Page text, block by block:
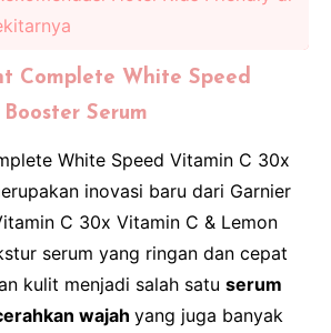
Complete White Speed
Serum
White Speed Vitamin C 30x
inovasi baru dari Garnier
C 30x Vitamin C & Lemon
serum yang ringan dan cepat
kulit menjadi salah satu serum
wajah yang juga banyak